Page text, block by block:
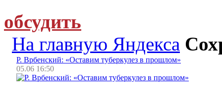
обсудить
На главную Яндекса
Р. Врбенский: «Оставим туберкулез в прошлом»
05.06 16:50